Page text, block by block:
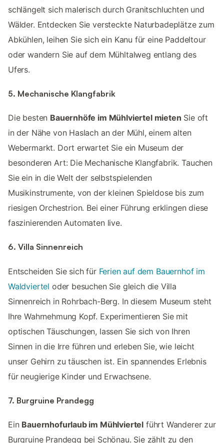
schlängelt sich malerisch durch Granitschluchten und
Wälder. Entdecken Sie versteckte Naturbadeplätze zum
Abkühlen, leihen Sie sich ein Kanu für eine Paddeltour
oder wandern Sie auf dem Mühltalweg entlang des
Ufers.
5. Mechanische Klangfabrik
Die besten Bauernhöfe im Mühlviertel mieten Sie oft
in der Nähe von Haslach an der Mühl, einem alten
Webermarkt. Dort erwartet Sie ein Museum der
besonderen Art: Die Mechanische Klangfabrik. Tauchen
Sie ein in die Welt der selbstspielenden
Musikinstrumente, von der kleinen Spieldose bis zum
riesigen Orchestrion. Bei einer Führung erklingen diese
faszinierenden Automaten live.
6. Villa Sinnenreich
Entscheiden Sie sich für Ferien auf dem Bauernhof im
Waldviertel oder besuchen Sie gleich die Villa
Sinnenreich in Rohrbach-Berg. In diesem Museum steht
Ihre Wahrnehmung Kopf. Experimentieren Sie mit
optischen Täuschungen, lassen Sie sich von Ihren
Sinnen in die Irre führen und erleben Sie, wie leicht
unser Gehirn zu täuschen ist. Ein spannendes Erlebnis
für neugierige Kinder und Erwachsene.
7. Burgruine Prandegg
Ein Bauernhofurlaub im Mühlviertel führt Wanderer zur
Burgruine Prandegg bei Schönau. Sie zählt zu den